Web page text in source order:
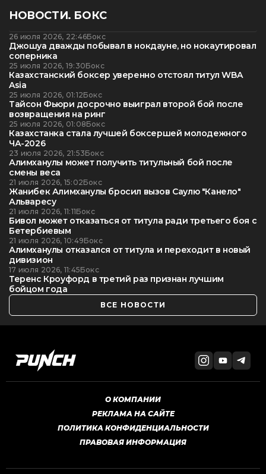
НОВОСТИ. БОКС
26 июля 2026, 22:46Бокс
Джошуа дважды побывал в нокдауне, но нокаутировал
соперника
25 июля 2026, 19:30Бокс
Казахстанский боксер уверенно отстоял титул WBA
Asia
25 июля 2026, 01:12Бокс
Тайсон Фьюри досрочно выиграл второй бой после
возвращения на ринг
25 июля 2026, 01:08Бокс
Казахстанка стала лучшей боксершей молодежного
ЧА-2026
23 июля 2026, 21:53Бокс
Алимханулы может получить титульный бой после
смены веса
21 июля 2026, 15:02Бокс
Жанибек Алимханулы бросил вызов Саулю "Канело"
Альваресу
21 июля 2026, 11:11Бокс
Бивол может отказаться от титула ради третьего боя с
Бетербиевым
21 июля 2026, 10:49Бокс
Алимханулы отказался от титула и переходит в новый
дивизион
17 июля 2026, 11:45Бокс
Теренс Кроуфорд в третий раз признан лучшим
бойцом года
ВСЕ НОВОСТИ
О КОМПАНИИ
РЕКЛАМА НА САЙТЕ
ПОЛИТИКА КОНФИДЕНЦИАЛЬНОСТИ
ПРАВОВАЯ ИНФОРМАЦИЯ